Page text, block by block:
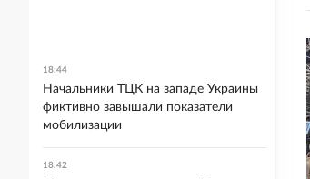
18:44
Начальники ТЦК на западе Украины
фиктивно завышали показатели
мобилизации
18:42